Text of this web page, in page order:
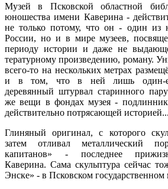
Музей в Псковской областной
юношества имени Каверина -
не только потому, что он - один из
России, но и в мире музеев,
периоду истории и даже не
тературному произведению, роману.
всего-то на нескольких метрах
и в том, что в ней лишь один-
деревянный штурвал ста­ринного
же вещи в фондах музея -
действительно потрясающей историей...
Глиняный ори­гинал, с которого
затем отливал металлический
капитанов» - по­следнее
Каверина. Сама скульптура сейчас
Энске» - в Псковском государ­ственном